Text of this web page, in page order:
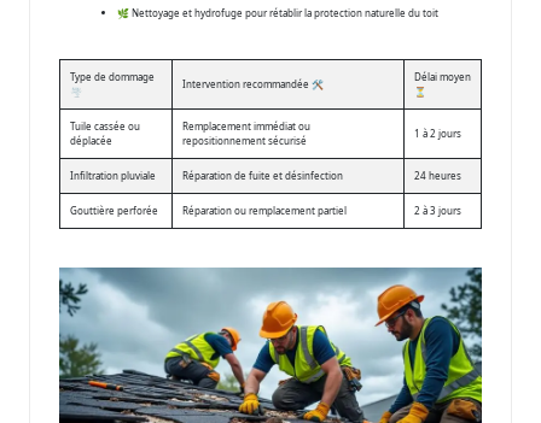
🌿 Nettoyage et hydrofuge pour rétablir la protection naturelle du toit
Type de dommage
🌪️
Intervention recommandée 🛠️
Délai moyen
⏳
Tuile cassée ou
déplacée
Remplacement immédiat ou
repositionnement sécurisé
1 à 2 jours
Infiltration pluviale Réparation de fuite et désinfection 24 heures
Gouttière perforée Réparation ou remplacement partiel 2 à 3 jours